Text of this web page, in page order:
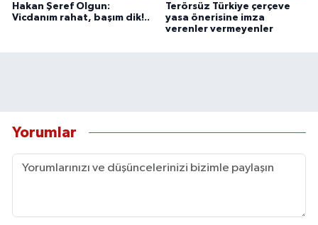
Hakan Şeref Olgun:
Vicdanım rahat, başım dik!..
Terörsüz Türkiye çerçeve
yasa önerisine imza
verenler vermeyenler
Yorumlar